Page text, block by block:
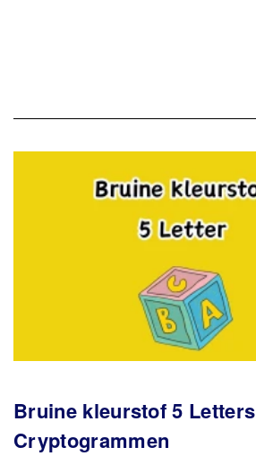
Bruine kleurstof 5 Letters
Cryptogrammen